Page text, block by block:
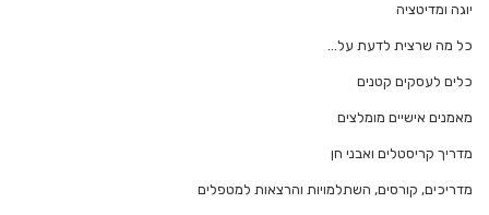
יוגה ומדיטציה
כל מה שרצית לדעת על…
כלים לעסקים קטנים
מאמנים אישיים מומלצים
מדריך קריסטלים ואבני חן
מדריכים, קורסים, השתלמויות והרצאות למטפלים